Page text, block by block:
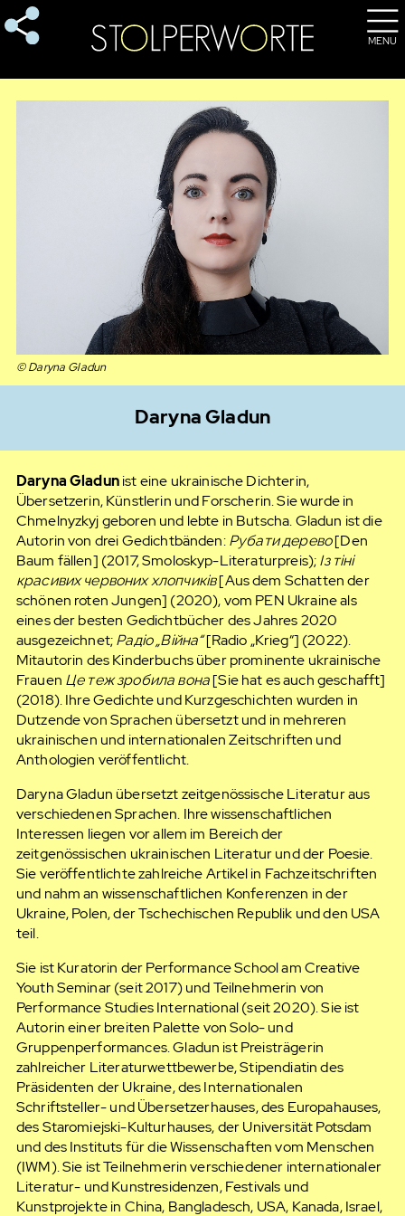
MENU
© Daryna Gladun
Daryna Gladun
Daryna Gladunist eine ukrainische Dichterin,
Übersetzerin, Künstlerin und Forscherin. Sie wurde in
Chmelnyzkyj geboren und lebte in Butscha. Gladun ist die
Autorin von drei Gedichtbänden:Рубати дерево[Den
Baum fällen] (2017, Smoloskyp-Literaturpreis);Із тіні
красивих червоних хлопчиків[Aus dem Schatten der
schönen roten Jungen] (2020), vom PEN Ukraine als
eines der besten Gedichtbücher des Jahres 2020
ausgezeichnet;Радіо „Війна“[Radio „Krieg“] (2022).
Mitautorin des Kinderbuchs über prominente ukrainische
Frauen Це теж зробила вона[Sie hat es auch geschafft]
(2018). Ihre Gedichte und Kurzgeschichten wurden in
Dutzende von Sprachen übersetzt und in mehreren
ukrainischen und internationalen Zeitschriften und
Anthologien veröffentlicht.
Daryna Gladun übersetzt zeitgenössische Literatur aus
verschiedenen Sprachen. Ihre wissenschaftlichen
Interessen liegen vor allem im Bereich der
zeitgenössischen ukrainischen Literatur und der Poesie.
Sie veröffentlichte zahlreiche Artikel in Fachzeitschriften
und nahm an wissenschaftlichen Konferenzen in der
Ukraine, Polen, der Tschechischen Republik und den USA
teil.
Sie ist Kuratorin der Performance School am Creative
Youth Seminar (seit 2017) und Teilnehmerin von
Performance Studies International (seit 2020). Sie ist
Autorin einer breiten Palette von Solo- und
Gruppenperformances. Gladun ist Preisträgerin
zahlreicher Literaturwettbewerbe, Stipendiatin des
Präsidenten der Ukraine, des Internationalen
Schriftsteller- und Übersetzerhauses, des Europahauses,
des Staromiejski-Kulturhauses, der Universität Potsdam
und des Instituts für die Wissenschaften vom Menschen
(IWM). Sie ist Teilnehmerin verschiedener internationaler
Literatur- und Kunstresidenzen, Festivals und
Kunstprojekte in China, Bangladesch, USA, Kanada, Israel,